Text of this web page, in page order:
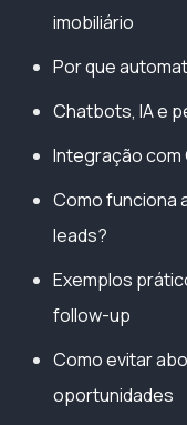
imobiliário
Por que
Chatbots, IA e
Integração com
Como funciona
leads?
Exemplos
follow-up
Como evitar
oportunidades